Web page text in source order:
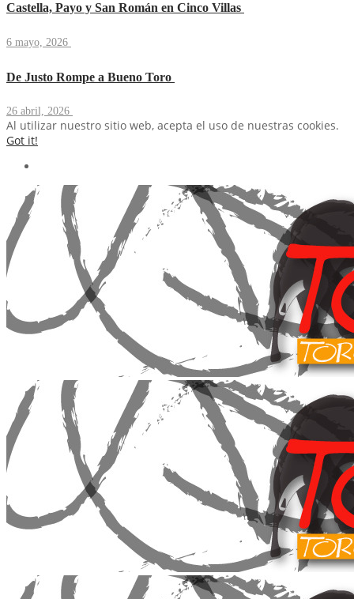
Castella, Payo y San Román en Cinco Villas
6 mayo, 2026
De Justo Rompe a Bueno Toro
26 abril, 2026
Al utilizar nuestro sitio web, acepta el uso de nuestras cookies.
Got it!